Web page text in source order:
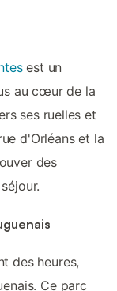
est un
au cœur de la
ses ruelles et
d'Orléans et la
des
des heures,
Ce parc